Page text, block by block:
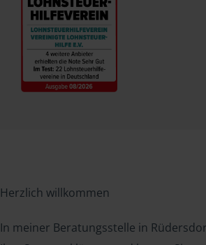
Herzlich willkommen
In meiner Beratungsstelle in